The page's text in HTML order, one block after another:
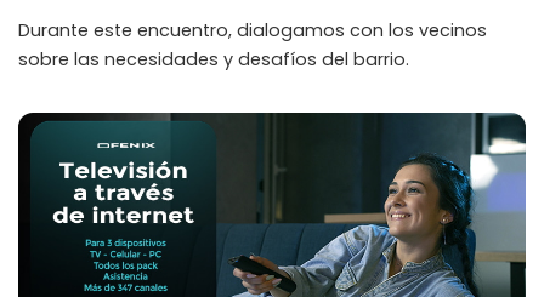
Durante este encuentro, dialogamos con los vecinos
sobre las necesidades y desafíos del barrio.